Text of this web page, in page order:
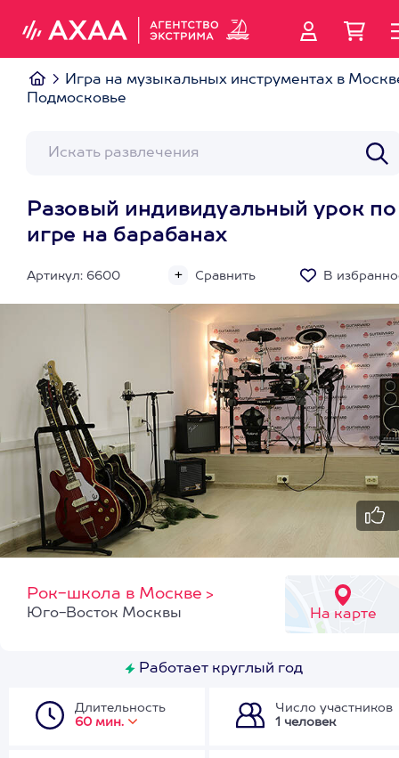
Игра на музыкальных инструментах в
Подмосковье
Разовый индивидуальный урок по
игре на барабанах
Артикул: 6600 Сравнить В
Рок-школа в Москве >
На карте
Юго-Восток Москвы
Работает круглый год
Длительность
60 мин.
Число участников
1 человек